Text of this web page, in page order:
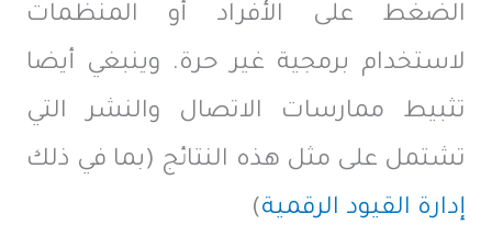
الضغط على الأفراد أو المنظمات
لاستخدام برمجية غير حرة. وينبغي أيضا
تثبيط ممارسات الاتصال والنشر التي
تشتمل على مثل هذه النتائج (بما في ذلك
إدارة القيود الرقمية)